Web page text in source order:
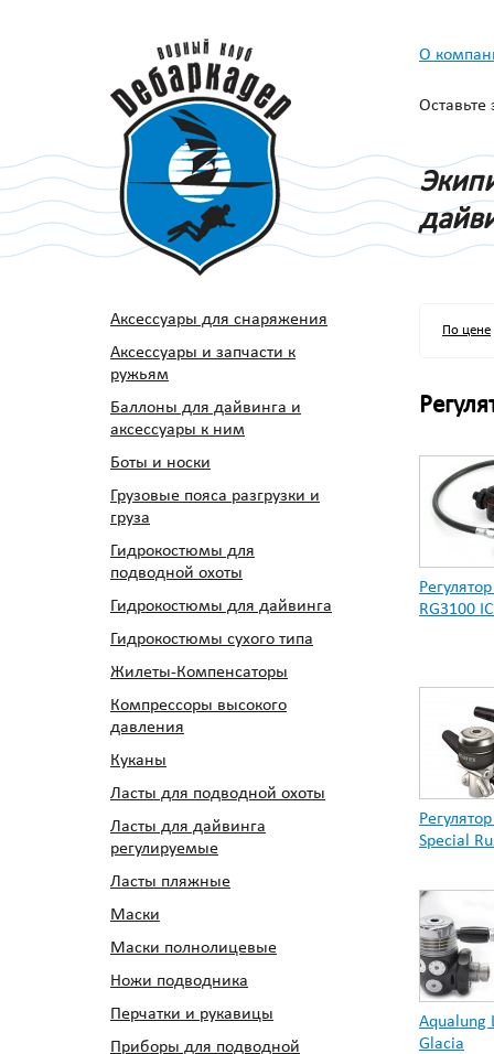
О
Аксессуары для снаряжения
Аксессуары и запчасти к
ружьям
Баллоны для дайвинга и
аксессуары к ним
Боты и носки
Грузовые пояса разгрузки и
груза
Гидрокостюмы для
подводной охоты
Гидрокостюмы для дайвинга
Гидрокостюмы сухого типа
Жилеты-Компенсаторы
Компрессоры высокого
давления
Куканы
Ласты для подводной охоты
Ласты для дайвинга
регулируемые
Ласты пляжные
Маски
Маски полнолицевые
Ножи подводника
Перчатки и рукавицы
Приборы для подводной
По цене
RG3100
Special
Aqualung
Glacia